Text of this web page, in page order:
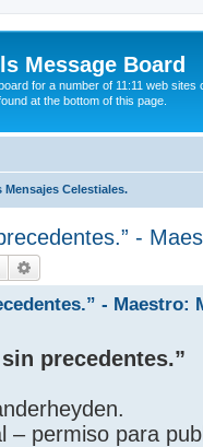
Message Board
for a number of 11:11 web
at the bottom of this page.
Mensajes Celestiales.
-
Search
- Maestro:
precedentes.”
– permiso para